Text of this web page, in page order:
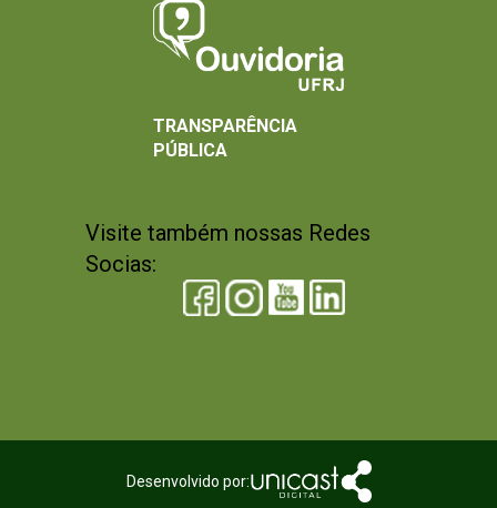
Visite também nossas Redes
Socias:
TRANSPARÊNCIA
PÚBLICA
Desenvolvido por: